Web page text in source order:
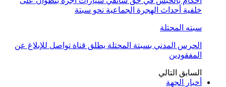
خلفية أحداث الهجرة الجماعية نحو سبتة
سبته المحتلة
الحرس المدني بسبتة المحتلة يطلق قناة تواصل للإبلاغ عن
المفقودين
السابق التالي
أخبار الجهة